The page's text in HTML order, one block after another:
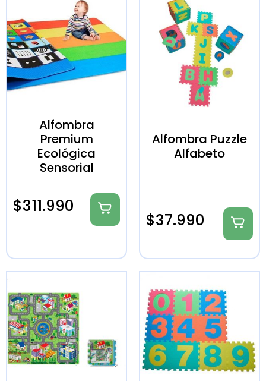
Alfombra
Premium
Ecológica
Sensorial
$311.990
Alfombra Puzzle
Alfabeto
$37.990